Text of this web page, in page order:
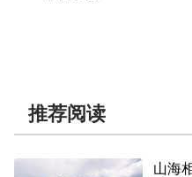
推荐阅读
山海